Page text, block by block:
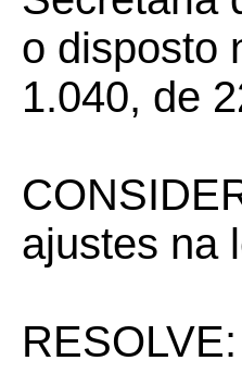
o disposto
1.040, de
ajustes na
RESOLVE: